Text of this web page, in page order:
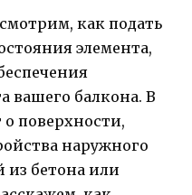
как подать
элемента,
вашего балкона. В
о поверхности,
наружного
из бетона или